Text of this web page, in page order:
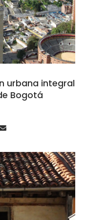
urbana integral
Bogotá